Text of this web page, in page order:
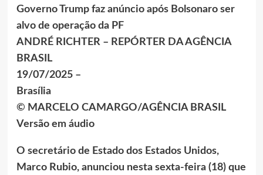
Governo Trump faz anúncio após Bolsonaro ser
alvo de operação da PF
ANDRÉ RICHTER – REPÓRTER DA AGÊNCIA
BRASIL
19/07/2025 –
Brasília
© MARCELO CAMARGO/AGÊNCIA BRASIL
Versão em áudio
O secretário de Estado dos Estados Unidos,
Marco Rubio, anunciou nesta sexta-feira (18) que